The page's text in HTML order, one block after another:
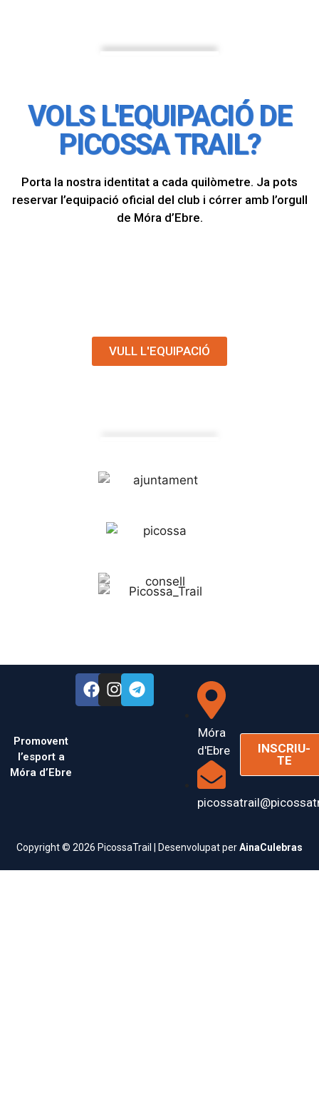
VOLS L'EQUIPACIÓ DE
PICOSSA TRAIL?
Porta la nostra identitat a cada quilòmetre. Ja pots
reservar l’equipació oficial del club i córrer amb l’orgull
de Móra d’Ebre.
VULL L'EQUIPACIÓ
Promovent
l’esport a
Móra d’Ebre
Móra
d'Ebre
INSCRIU-
TE
Copyright © 2026 PicossaTrail | Desenvolupat perAinaCulebras